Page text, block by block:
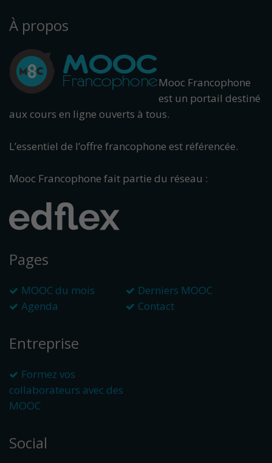
À propos
Mooc Francophone
est un portail destiné
aux cours en ligne ouverts à tous.
L’essentiel de l’offre francophone est référencée.
Mooc Francophone fait partie du réseau :
Pages
MOOC du mois
Derniers MOOC
Agenda
Contact
Entreprise
Formez vos
collaborateurs avec des
MOOC
Social